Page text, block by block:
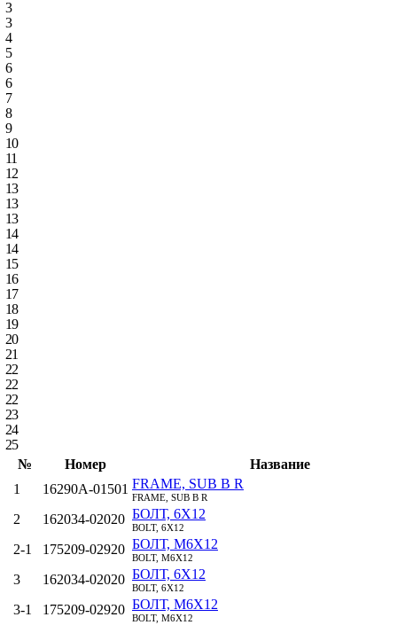
3
3
4
5
6
6
7
8
9
10
11
12
13
13
13
14
14
15
16
17
18
19
20
21
22
22
22
23
24
25
№
Номер
Название
1
16290A-01501 FRAME, SUB B R
FRAME, SUB B R
2 162034-02020 БОЛТ, 6X12
BOLT, 6X12
2‑1 175209-02920 БОЛТ, M6X12
BOLT, M6X12
3 162034-02020 БОЛТ, 6X12
BOLT, 6X12
3‑1 175209-02920 БОЛТ, M6X12
BOLT, M6X12